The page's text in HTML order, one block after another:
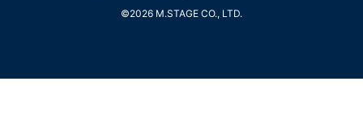
©2026 M.STAGE CO., LTD.